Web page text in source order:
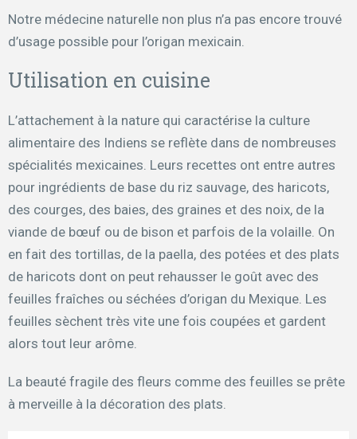
Notre médecine naturelle non plus n’a pas encore trouvé
d’usage possible pour l’origan mexicain.
Utilisation en cuisine
L’attachement à la nature qui caractérise la culture
alimentaire des Indiens se reflète dans de nombreuses
spécialités mexicaines. Leurs recettes ont entre autres
pour ingrédients de base du riz sauvage, des haricots,
des courges, des baies, des graines et des noix, de la
viande de bœuf ou de bison et parfois de la volaille. On
en fait des tortillas, de la paella, des potées et des plats
de haricots dont on peut rehausser le goût avec des
feuilles fraîches ou séchées d’origan du Mexique. Les
feuilles sèchent très vite une fois coupées et gardent
alors tout leur arôme.
La beauté fragile des fleurs comme des feuilles se prête
à merveille à la décoration des plats.